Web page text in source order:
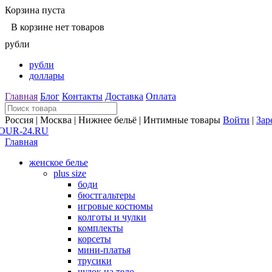
Корзина пуста
В корзине нет товаров
рубли
рубли
доллары
Главная Блог Контакты Доставка Оплата
Россия | Москва | Нижнее бельё | Интимные товары Войти |
Главная
женское белье
plus size
боди
бюстгальтеры
игровые костюмы
колготы и чулки
комплекты
корсеты
мини-платья
трусики